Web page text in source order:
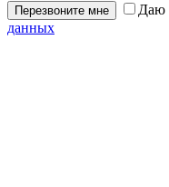
Перезвоните мне Даю
данных